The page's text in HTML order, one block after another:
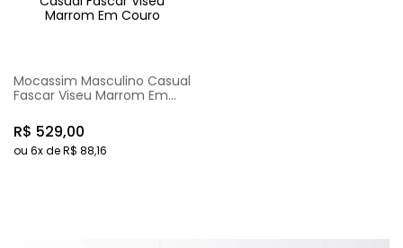
Mocassim Masculino Casual
Fascar Viseu Marrom Em
R$ 529,00
ou 6x deR$ 88,16